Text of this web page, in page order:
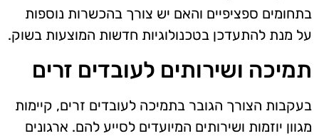
בתחומים ספציפיים והאם יש צורך בהכשרות נוספות
על מנת להתעדכן בטכנולוגיות חדשות המוצעות בשוק.
תמיכה ושירותים לעובדים זרים
בעקבות הצורך הגובר בתמיכה לעובדים זרים, קיימות
מגוון יוזמות ושירותים המיועדים לסייע להם. ארגונים